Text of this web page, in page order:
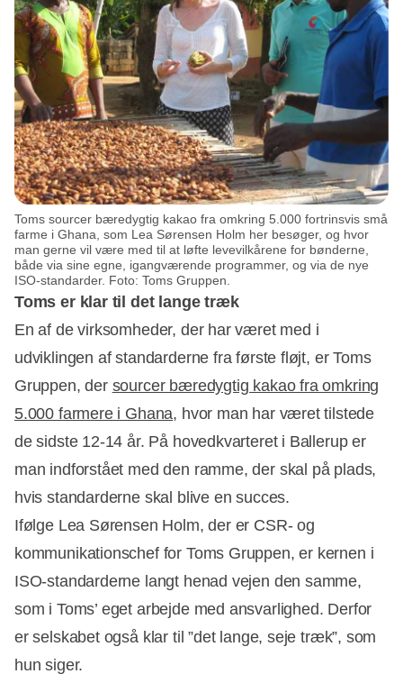
Toms sourcer bæredygtig kakao fra omkring 5.000 fortrinsvis små
farme i Ghana, som Lea Sørensen Holm her besøger, og hvor
man gerne vil være med til at løfte levevilkårene for bønderne,
både via sine egne, igangværende programmer, og via de nye
ISO-standarder. Foto: Toms Gruppen.
Toms er klar til det lange træk
En af de virksomheder, der har været med i
udviklingen af standarderne fra første fløjt, er Toms
Gruppen, der sourcer bæredygtig kakao fra omkring
5.000 farmere i Ghana, hvor man har været tilstede
de sidste 12-14 år. På hovedkvarteret i Ballerup er
man indforstået med den ramme, der skal på plads,
hvis standarderne skal blive en succes.
Ifølge Lea Sørensen Holm, der er CSR- og
kommunikationschef for Toms Gruppen, er kernen i
ISO-standarderne langt henad vejen den samme,
som i Toms’ eget arbejde med ansvarlighed. Derfor
er selskabet også klar til ”det lange, seje træk”, som
hun siger.